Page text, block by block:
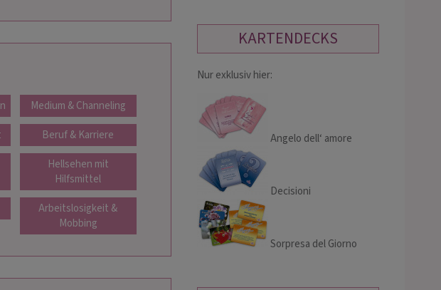
Medium & Channeling
Beruf & Karriere
Hellsehen mit
Hilfsmittel
Arbeitslosigkeit &
Mobbing
KARTENDECKS
Nur exklusiv hier:
Angelo dell‘ amore
Decisioni
Sorpresa del Giorno